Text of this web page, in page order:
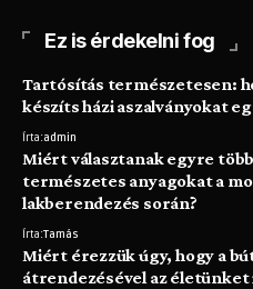
Ez is érdekelni fog
Tartósítás természetesen:
készíts házi aszalványokat
Írta:admin
Miért választanak egyre
természetes anyagokat a
lakberendezés során?
Írta:Tamás
Miért érezzük úgy, hogy a
átrendezésével az életünket